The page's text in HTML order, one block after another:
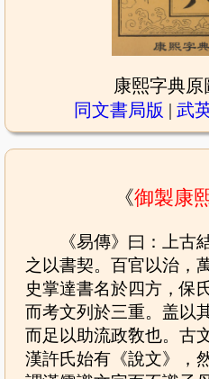
康熙字典原
同文書局版 |武
《御製康
《易傳》曰：上古結
之以書契。百官以治，
史掌達書名於四方，保
而考文列於三重。盖以
而足以助流政敎也。古
漢許氏始有《說文》，